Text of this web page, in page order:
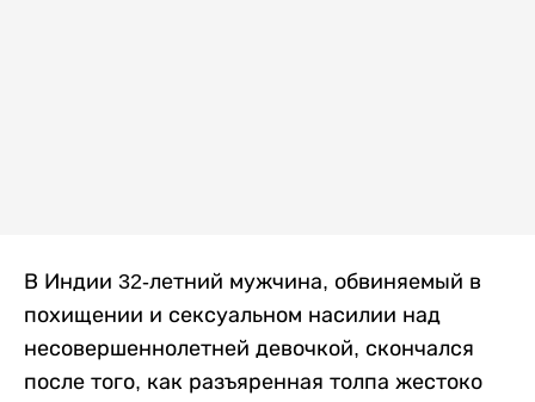
В Индии 32-летний мужчина, обвиняемый в
похищении и сексуальном насилии над
несовершеннолетней девочкой, скончался
после того, как разъяренная толпа жестоко